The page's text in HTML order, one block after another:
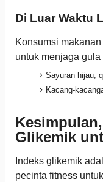
Di Luar Waktu
Konsumsi
untuk menjaga
Sayuran hijau,
Kacang-
Glikemik
Indeks glikemik
pecinta fitness